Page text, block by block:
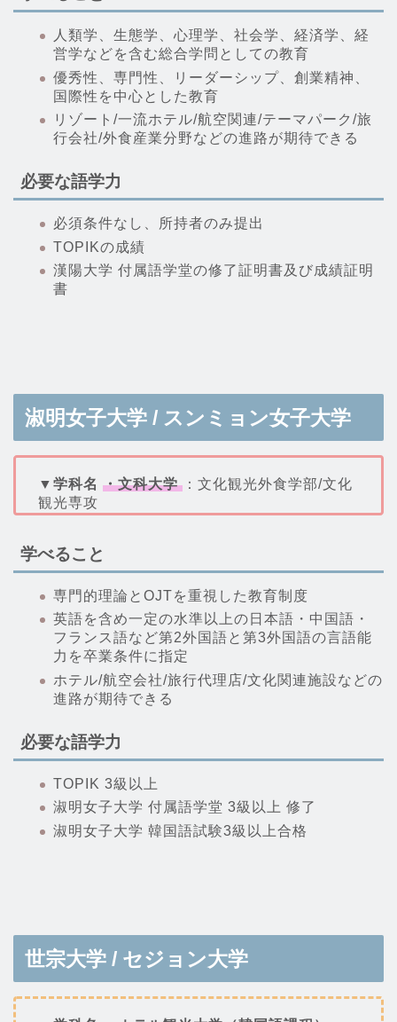
人類学、生態学、心理学、社会学、経済学、経
営学などを含む総合学問としての教育
優秀性、専門性、リーダーシップ、創業精神、
国際性を中心とした教育
リゾート/一流ホテル/航空関連/テーマパーク/旅
行会社/外食産業分野などの進路が期待できる
必要な語学力
必須条件なし、所持者のみ提出
TOPIKの成績
漢陽大学 付属語学堂の修了証明書及び成績証明
書
淑明女子大学 / スンミョン女子大学
▼学科名 ・文科大学 ：文化観光外食学部/文化
観光専攻
学べること
専門的理論とOJTを重視した教育制度
英語を含め一定の水準以上の日本語・中国語・
フランス語など第2外国語と第3外国語の言語能
力を卒業条件に指定
ホテル/航空会社/旅行代理店/文化関連施設などの
進路が期待できる
必要な語学力
TOPIK 3級以上
淑明女子大学 付属語学堂 3級以上 修了
淑明女子大学 韓国語試験3級以上合格
世宗大学 / セジョン大学